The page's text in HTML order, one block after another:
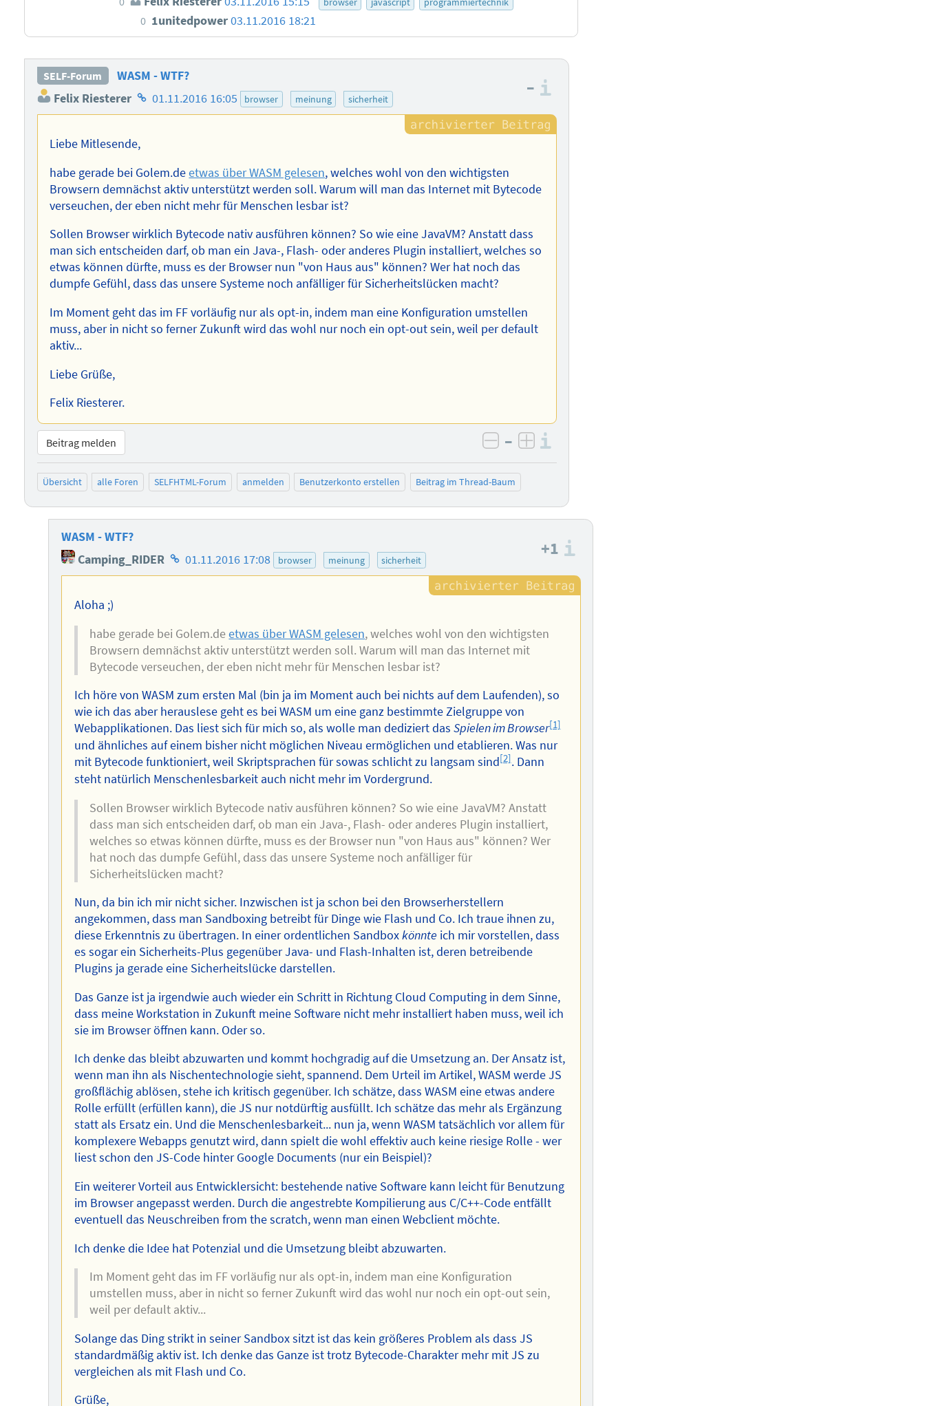
0 1unitedpower03.11.2016 18:21
SELF-Forum
WASM - WTF?
Felix Riesterer Homepage
des
01.11.2016 16:05 browser meinung sicherheit
–
Liebe Mitlesende,
habe gerade bei Golem.deetwas über WASM gelesen, welches wohl von den wichtigsten
Browsern demnächst aktiv unterstützt werden soll. Warum will man das Internet mit Bytecode
verseuchen, der eben nicht mehr für Menschen lesbar ist?
Sollen Browser wirklich Bytecode nativ ausführen können? So wie eine JavaVM? Anstatt dass
man sich entscheiden darf, ob man ein Java-, Flash- oder anderes Plugin installiert, welches so
etwas können dürfte, muss es der Browser nun "von Haus aus" können? Wer hat noch das
dumpfe Gefühl, dass das unsere Systeme noch anfälliger für Sicherheitslücken macht?
Im Moment geht das im FF vorläufig nur als opt-in, indem man eine Konfiguration umstellen
muss, aber in nicht so ferner Zukunft wird das wohl nur noch ein opt-out sein, weil per default
aktiv...
Liebe Grüße,
Felix Riesterer.
Beitrag melden negativ bewerten
– positiv bewerten
Übersicht alle Foren SELFHTML-Forum anmelden Benutzerkonto erstellen Beitrag im Thread-Baum
WASM - WTF?
Camping_RIDER Homepage
des
01.11.2016 17:08 browser meinung sicherheit
+1
Aloha ;)
habe gerade bei Golem.deetwas über WASM gelesen, welches wohl von den wichtigsten
Browsern demnächst aktiv unterstützt werden soll. Warum will man das Internet mit
Bytecode verseuchen, der eben nicht mehr für Menschen lesbar ist?
Ich höre von WASM zum ersten Mal (bin ja im Moment auch bei nichts auf dem Laufenden), so
wie ich das aber herauslese geht es bei WASM um eine ganz bestimmte Zielgruppe von
Webapplikationen. Das liest sich für mich so, als wolle man dediziert das Spielen im Browser[1]
und ähnliches auf einem bisher nicht möglichen Niveau ermöglichen und etablieren. Was nur
mit Bytecode funktioniert, weil Skriptsprachen für sowas schlicht zu langsam sind[2]. Dann
steht natürlich Menschenlesbarkeit auch nicht mehr im Vordergrund.
Sollen Browser wirklich Bytecode nativ ausführen können? So wie eine JavaVM? Anstatt
dass man sich entscheiden darf, ob man ein Java-, Flash- oder anderes Plugin installiert,
welches so etwas können dürfte, muss es der Browser nun "von Haus aus" können? Wer
hat noch das dumpfe Gefühl, dass das unsere Systeme noch anfälliger für
Sicherheitslücken macht?
Nun, da bin ich mir nicht sicher. Inzwischen ist ja schon bei den Browserherstellern
angekommen, dass man Sandboxing betreibt für Dinge wie Flash und Co. Ich traue ihnen zu,
diese Erkenntnis zu übertragen. In einer ordentlichen Sandboxkönnte ich mir vorstellen, dass
es sogar ein Sicherheits-Plus gegenüber Java- und Flash-Inhalten ist, deren betreibende
Plugins ja gerade eine Sicherheitslücke darstellen.
Das Ganze ist ja irgendwie auch wieder ein Schritt in Richtung Cloud Computing in dem Sinne,
dass meine Workstation in Zukunft meine Software nicht mehr installiert haben muss, weil ich
sie im Browser öffnen kann. Oder so.
Ich denke das bleibt abzuwarten und kommt hochgradig auf die Umsetzung an. Der Ansatz ist,
wenn man ihn als Nischentechnologie sieht, spannend. Dem Urteil im Artikel, WASM werde JS
großflächig ablösen, stehe ich kritisch gegenüber. Ich schätze, dass WASM eine etwas andere
Rolle erfüllt (erfüllen kann), die JS nur notdürftig ausfüllt. Ich schätze das mehr als Ergänzung
statt als Ersatz ein. Und die Menschenlesbarkeit... nun ja, wenn WASM tatsächlich vor allem für
komplexere Webapps genutzt wird, dann spielt die wohl effektiv auch keine riesige Rolle - wer
liest schon den JS-Code hinter Google Documents (nur ein Beispiel)?
Ein weiterer Vorteil aus Entwicklersicht: bestehende native Software kann leicht für Benutzung
im Browser angepasst werden. Durch die angestrebte Kompilierung aus C/C++-Code entfällt
eventuell das Neuschreiben from the scratch, wenn man einen Webclient möchte.
Ich denke die Idee hat Potenzial und die Umsetzung bleibt abzuwarten.
Im Moment geht das im FF vorläufig nur als opt-in, indem man eine Konfiguration
umstellen muss, aber in nicht so ferner Zukunft wird das wohl nur noch ein opt-out sein,
weil per default aktiv...
Solange das Ding strikt in seiner Sandbox sitzt ist das kein größeres Problem als dass JS
standardmäßig aktiv ist. Ich denke das Ganze ist trotz Bytecode-Charakter mehr mit JS zu
vergleichen als mit Flash und Co.
Grüße,